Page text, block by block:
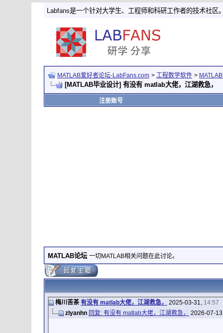
Labfans是一个针对大学生、工程师和科研工作者的技术社区
MATLAB爱好者论坛-LabFans.com > 工程数学软件 >
[MATLAB毕业设计] 有没有 matlab大佬，江湖救急，
注册账号
MATLAB论坛 一切MATLAB相关问题在此讨论。
梅川苦茶 有没有 matlab大佬，江湖救急， 2025-03-31, 14:57
zlyanhn 回复: 有没有 matlab大佬，江湖救急， 2026-07-